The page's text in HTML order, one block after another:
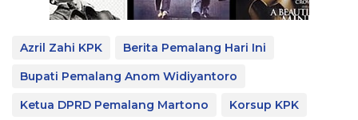
Azril Zahi KPK
Berita Pemalang Hari Ini
Bupati Pemalang Anom Widiyantoro
Ketua DPRD Pemalang Martono
Korsup KPK